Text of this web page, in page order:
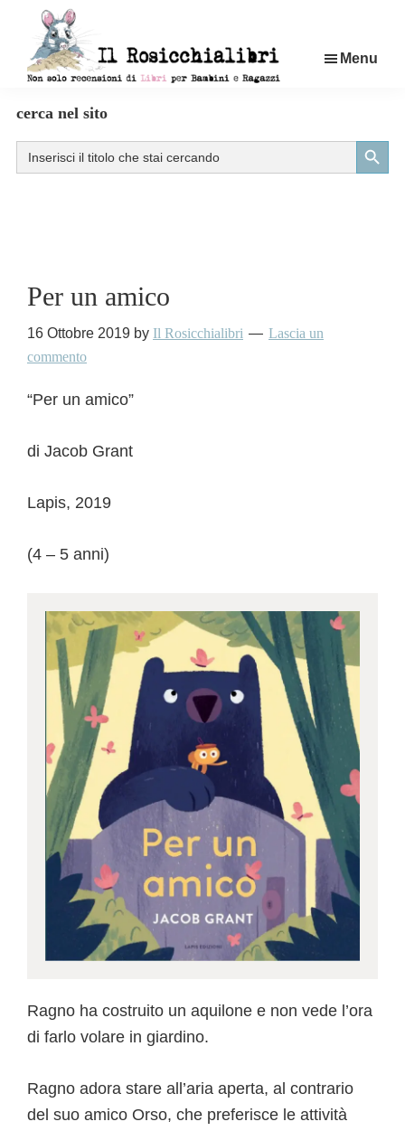
contenuto
di
libri
per
Menu
cerca nel sito
Search
for:
Search Button
Per un amico
16 Ottobre 2019 by Il Rosicchialibri
Lascia un
commento
“Per un amico”
di Jacob Grant
Lapis, 2019
(4 – 5 anni)
Ragno ha costruito un aquilone e non vede l’ora
di farlo volare in giardino.
Ragno adora stare all’aria aperta, al contrario
del suo amico Orso, che preferisce le attività